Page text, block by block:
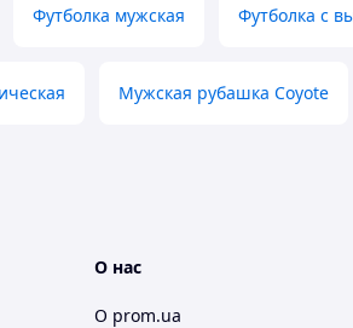
Футболка мужская Футболка с
Мужская рубашка Coyote
О нас
О prom.ua